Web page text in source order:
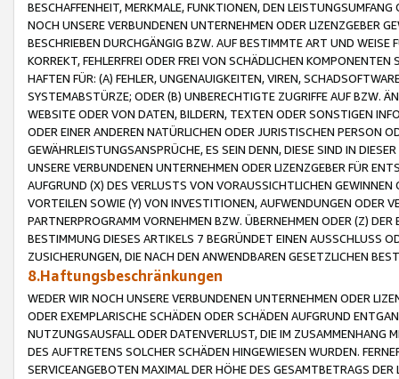
BESCHAFFENHEIT, MERKMALE, FUNKTIONEN, DEN
NOCH UNSERE VERBUNDENEN UNTERNEHMEN ODER LIZENZGEBER
BESCHRIEBEN DURCHGÄNGIG BZW. AUF BESTIMMTE ART UND
KORREKT, FEHLERFREI ODER FREI VON SCHÄDLICHEN
HAFTEN FÜR: (A) FEHLER, UNGENAUIGKEITEN, VIREN,
SYSTEMABSTÜRZE; ODER (B) UNBERECHTIGTE ZUGRIFFE AUF BZW.
WEBSITE ODER VON DATEN, BILDERN, TEXTEN ODER SONSTIGEN
ODER EINER ANDEREN NATÜRLICHEN ODER JURISTISCHEN PERSON
GEWÄHRLEISTUNGSANSPRÜCHE, ES SEIN DENN, DIESE SIND IN
UNSERE VERBUNDENEN UNTERNEHMEN ODER LIZENZGEBER FÜR
AUFGRUND (X) DES VERLUSTS VON VORAUSSICHTLICHEN
VORTEILEN SOWIE (Y) VON INVESTITIONEN, AUFWENDUNGEN ODER
PARTNERPROGRAMM VORNEHMEN BZW. ÜBERNEHMEN ODER (Z)
BESTIMMUNG DIESES ARTIKELS 7 BEGRÜNDET EINEN AUSSCHLUSS
ZUSICHERUNGEN, DIE NACH DEN ANWENDBAREN GESETZLICHEN
8.Haftungsbeschränkungen
WEDER WIR NOCH UNSERE VERBUNDENEN UNTERNEHMEN ODER
ODER EXEMPLARISCHE SCHÄDEN ODER SCHÄDEN AUFGRUND
NUTZUNGSAUSFALL ODER DATENVERLUST, DIE IM ZUSAMMENHANG
DES AUFTRETENS SOLCHER SCHÄDEN HINGEWIESEN WURDEN.
SERVICEANGEBOTEN MAXIMAL DER HÖHE DES GESAMTBETRAGS